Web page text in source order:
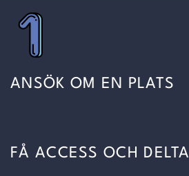
ANSÖK OM EN PLATS
FÅ ACCESS OCH DELTA